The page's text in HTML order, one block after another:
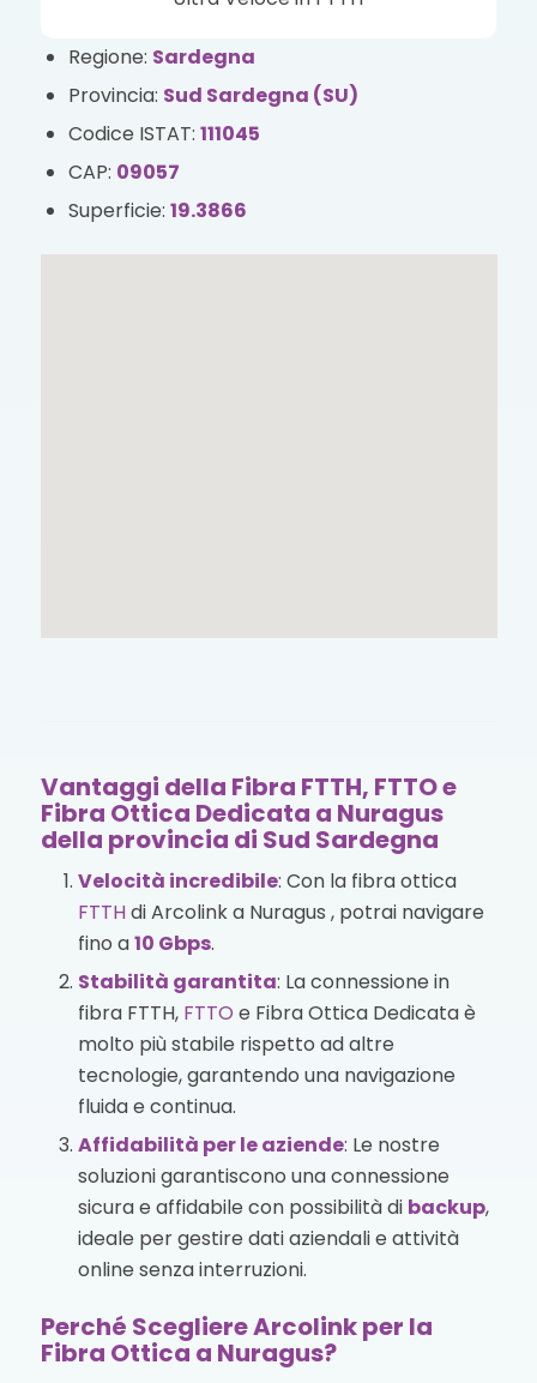
Regione: Sardegna
Provincia: Sud Sardegna (SU)
Codice ISTAT: 111045
CAP: 09057
Superficie: 19.3866
Vantaggi della Fibra FTTH, FTTO e
Fibra Ottica Dedicata a Nuragus
della provincia di Sud Sardegna
Velocità incredibile: Con la fibra ottica
FTTHdi Arcolink a Nuragus , potrai navigare
fino a10 Gbps.
Stabilità garantita: La connessione in
fibra FTTH, FTTO e Fibra Ottica Dedicata è
molto più stabile rispetto ad altre
tecnologie, garantendo una navigazione
fluida e continua.
Affidabilità per le aziende: Le nostre
soluzioni garantiscono una connessione
sicura e affidabile con possibilità di backup,
ideale per gestire dati aziendali e attività
online senza interruzioni.
Perché Scegliere Arcolink per la
Fibra Ottica a Nuragus?